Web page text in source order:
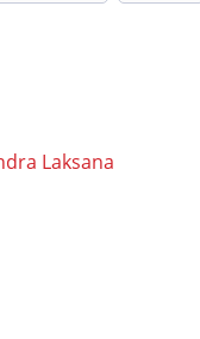
Laksana